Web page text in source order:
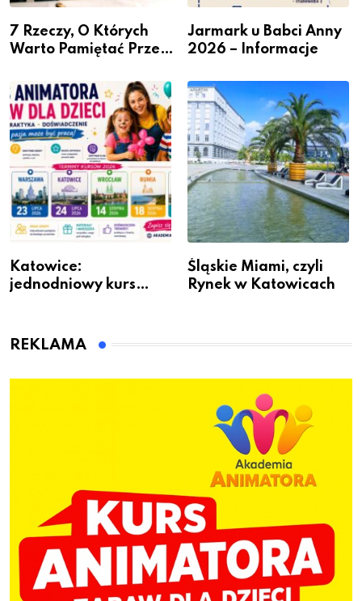
7 Rzeczy, O Których
Warto Pamiętać Przed
Jarmark u Babci Anny
2026 – Informacje
Katowice:
jednodniowy kurs
dzieci
Śląskie Miami, czyli
Rynek w Katowicach
REKLAMA